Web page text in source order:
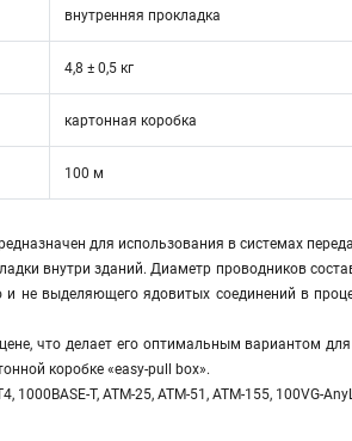
внутренняя прокладка
4,8 ± 0,5 кг
картонная коробка
100 м
для использования в системах
внутри зданий. Диаметр проводников
не выделяющего ядовитых соединений в
что делает его оптимальным вариантом для
коробке «easy-pull box».
T, ATM-25, ATM-51, ATM-155, 100VG-